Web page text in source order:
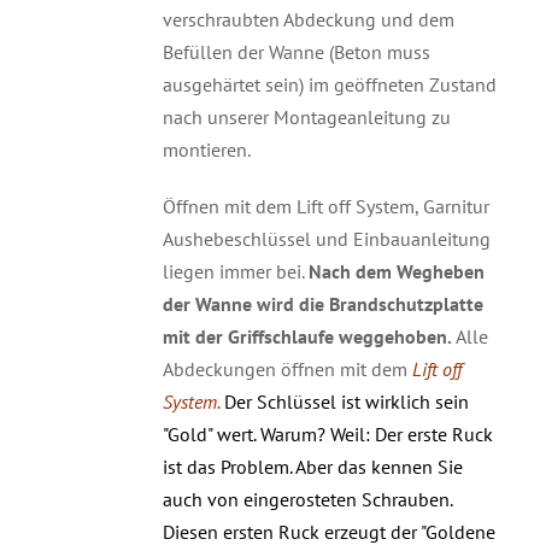
verschraubten Abdeckung und dem
Befüllen der Wanne (Beton muss
ausgehärtet sein) im geöffneten Zustand
nach unserer Montageanleitung zu
montieren.
Öffnen mit dem Lift off System, Garnitur
Aushebeschlüssel und Einbauanleitung
liegen immer bei. Nach dem Wegheben
der Wanne wird die Brandschutzplatte
mit der Griffschlaufe weggehoben. Alle
Abdeckungen öffnen mit dem Lift off
System. Der Schlüssel ist wirklich sein
"Gold" wert. Warum? Weil: Der erste Ruck
ist das Problem. Aber das kennen Sie
auch von eingerosteten Schrauben.
Diesen ersten Ruck erzeugt der "Goldene